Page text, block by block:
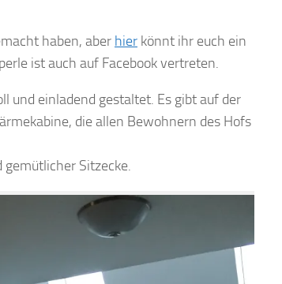
haben, aber hier könnt ihr euch ein
ist auch auf Facebook vertreten.
und einladend gestaltet. Es gibt auf der
die allen Bewohnern des Hofs
Sitzecke.